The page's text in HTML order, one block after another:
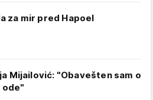
za mir pred Hapoel
Mijailović: "Obavešten sam o
ode"